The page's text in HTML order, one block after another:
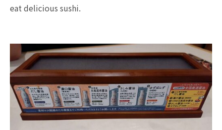
eat delicious sushi.